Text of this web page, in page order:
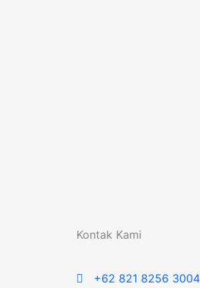
Kontak Kami
+62 821 8256 3004